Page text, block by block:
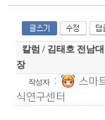
칼럼 / 김태호 전남
장
작성자:
스마
식연구센터